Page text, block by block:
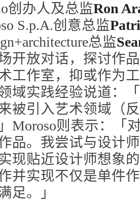
创办人及总监Ron
S.p.A.创意总监
总监
开放对话，探讨作
工作室，抑或作为
域实践经验说道：
被引入艺术领域（
Moroso则表示：「
品。我尝试与设计
现贴近设计师想象
并实现不仅是单件
足。」